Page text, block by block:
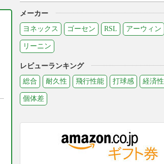
メーカー
ヨネックス
ゴーセン RSL アーウィン
リーニン
レビューランキング
総合
耐久性 飛行性能 打球感 経済性
個体差